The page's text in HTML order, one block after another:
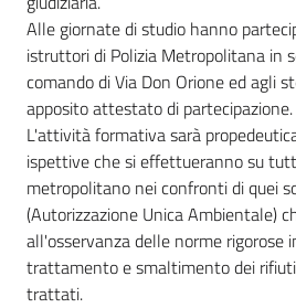
Alle giornate di studio hanno
istruttori di Polizia Metropolitana in
comando di Via Don Orione ed agli
apposito attestato di partecipazione.
L'attività formativa sarà
ispettive che si effettueranno su
metropolitano nei confronti di quei
(Autorizzazione Unica Ambientale)
all'osservanza delle norme rigorose
trattamento e smaltimento dei
trattati.